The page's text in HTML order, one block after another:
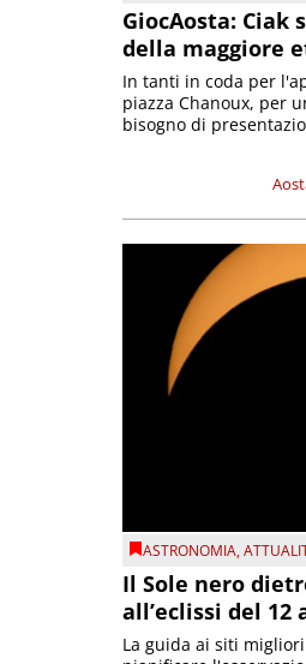
GiocAosta: Ciak
della maggiore
In tanti in coda per
piazza Chanoux, per
bisogno di
ASTRONOMIA,
Il Sole nero
all’eclissi del 12
La guida ai siti